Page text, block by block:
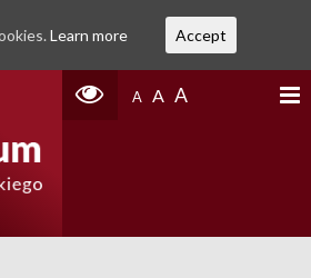
A A A
Learn more Accept